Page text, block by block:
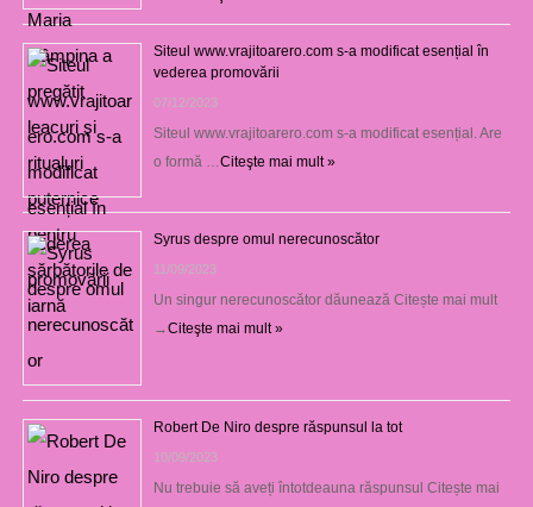
Siteul www.vrajitoarero.com s-a modificat esențial în
vederea promovării
07/12/2023
Siteul www.vrajitoarero.com s-a modificat esențial. Are
o formă … Citeşte mai mult »
Syrus despre omul nerecunoscător
11/09/2023
Un singur nerecunoscător dăunează Citește mai mult
→Citeşte mai mult »
Robert De Niro despre răspunsul la tot
10/09/2023
Nu trebuie să aveți întotdeauna răspunsul Citește mai